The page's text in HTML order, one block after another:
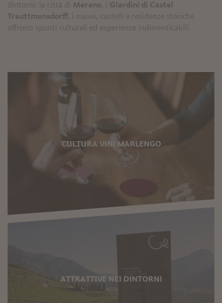
dintorni: la città di Merano
Giardini di Castel
Trauttmansdorff , i musei, castelli e residenze storiche
offrono spunti culturali ed esperienze indimenticabili.
CULTURA VINI MARLENGO
ATTRATTIVE NEI DINTORNI